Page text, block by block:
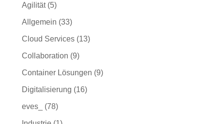
Agilität(5)
Allgemein (33)
Cloud Services(13)
Collaboration (9)
Container Lösungen (9)
Digitalisierung (16)
eves_ (78)